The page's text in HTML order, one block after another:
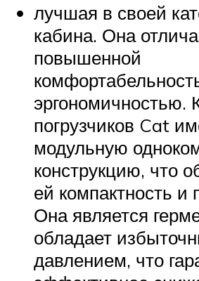
лучшая в своей
кабина. Она
повышенной
эргономичностью.
погрузчиков Cat
модульную
конструкцию, что
ей компактность и
Она является
обладает
давлением, что